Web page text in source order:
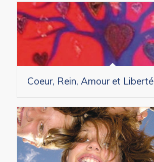
Coeur, Rein, Amour et Liberté